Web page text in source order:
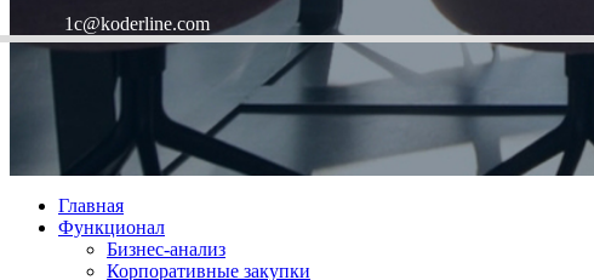
1c@koderline.com
Главная
Функционал
Бизнес-анализ
Корпоративные закупки